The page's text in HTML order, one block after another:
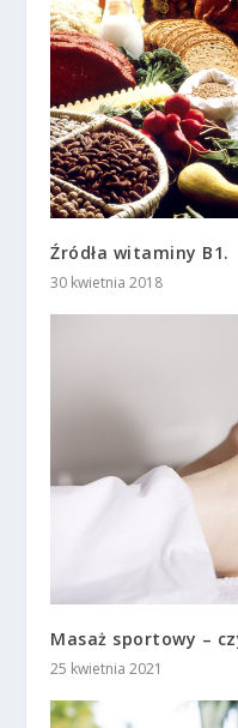
Źródła witaminy B1.
30 kwietnia 2018
Masaż sportowy –
25 kwietnia 2021